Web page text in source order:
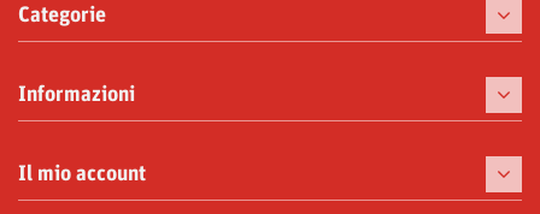
Categorie
Caffè
Macchine da caffè
Tazzine
Informazioni
Il mio account